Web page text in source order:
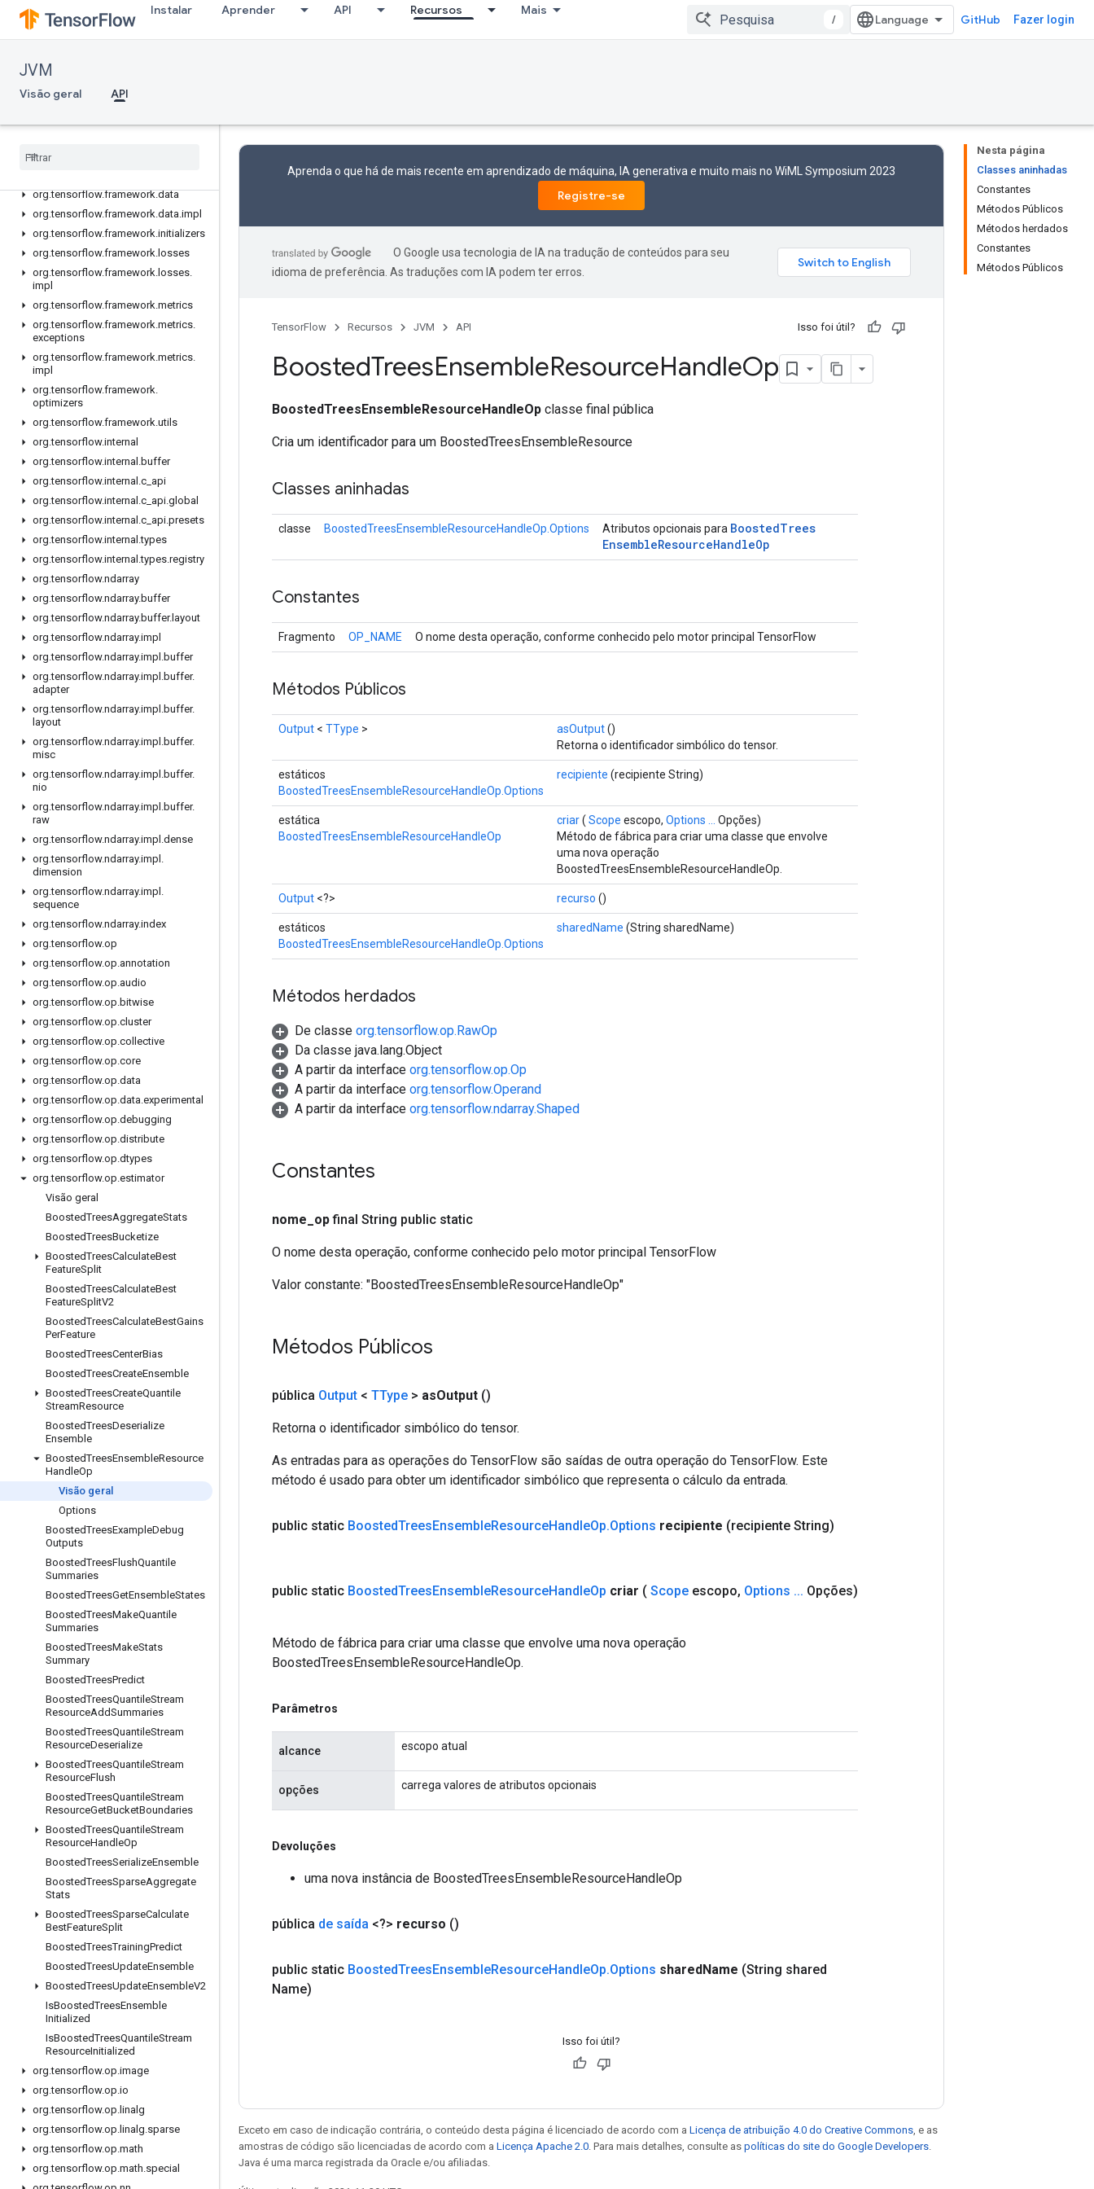
Instalar Aprender API Recursos Mais
/ GitHub Fazer login
JVM
Visão geral API
Visão geral
org.tensorflow
org.tensorflow.framework.
org.
org.tensorflow.framework.data
org.tensorflow.framework.data.impl
org.tensorflow.framework.initializers
org.tensorflow.framework. losses
org.tensorflow.framework. losses.
impl
org.tensorflow.framework.metrics
org.tensorflow.framework.metrics.
exceptions
org.tensorflow.framework.metrics.
impl
org.tensorflow.framework.
optimizers
org.tensorflow.framework.utils
org.tensorflow.internal
org.tensorflow.internal .buffer
org.tensorflow.internal .c api
org.tensorflow.internal .c api.global
org.tensorflow.internal .c api.presets
org.tensorflow.internal .types
org.tensorflow.internal .types.registry
org.tensorflow.ndarray
org.tensorflow.ndarray.buffer
org.tensorflow.ndarray.buffer. layout
org.tensorflow.ndarray.impl
org.tensorflow.ndarray.impl .buffer
org.tensorflow.ndarray.impl .buffer.
adapter
org.tensorflow.ndarray.impl .buffer.
layout
org.tensorflow.ndarray.impl .buffer.
misc
org.tensorflow.ndarray.impl .buffer.
nio
org.tensorflow.ndarray.impl .buffer.
raw
org.tensorflow.ndarray.impl .dense
org.tensorflow.ndarray.impl .
dimension
org.tensorflow.ndarray.impl .
sequence
org.tensorflow.ndarray.index
org.tensorflow.op
org.tensorflow.op.annotation
org.tensorflow.op.audio
org.tensorflow.op.bitwise
org.tensorflow.op.cluster
org.tensorflow.op.collective
org.tensorflow.op.core
org.tensorflow.op.data
org.tensorflow.op.data.experimental
org.tensorflow.op.debugging
org.tensorflow.op.distribute
org.tensorflow.op.dtypes
org.tensorflow.op.estimator
Visão geral
BoostedTreesAggregateStats
BoostedTreesBucketize
BoostedTreesCalculateBest
FeatureSplit
BoostedTreesCalculateBest
FeatureSplitV2
BoostedTreesCalculateBestGains
PerFeature
BoostedTreesCenterBias
BoostedTreesCreateEnsemble
BoostedTreesCreateQuantile
StreamResource
BoostedTreesDeserialize
Ensemble
BoostedTreesEnsembleResource
HandleOp
Visão geral
Options
BoostedTreesExampleDebug
Outputs
BoostedTreesFlushQuantile
Summaries
BoostedTreesGetEnsembleStates
BoostedTreesMakeQuantile
Summaries
BoostedTreesMakeStats
Summary
BoostedTreesPredict
BoostedTreesQuantileStream
ResourceAddSummaries
BoostedTreesQuantileStream
ResourceDeserialize
BoostedTreesQuantileStream
ResourceFlush
BoostedTreesQuantileStream
ResourceGetBucketBoundaries
BoostedTreesQuantileStream
ResourceHandleOp
BoostedTreesSerializeEnsemble
BoostedTreesSparseAggregate
Stats
BoostedTreesSparseCalculate
BestFeatureSplit
BoostedTreesTrainingPredict
BoostedTreesUpdateEnsemble
BoostedTreesUpdateEnsembleV2
IsBoostedTreesEnsemble
Initialized
IsBoostedTreesQuantileStream
ResourceInitialized
org.tensorflow.op.image
org.tensorflow.op.io
org.tensorflow.op. linalg
org.tensorflow.op. linalg.sparse
org.tensorflow.op.math
org.tensorflow.op.math.special
Nesta página
Classes aninhadas
Constantes
Métodos Públicos
Métodos herdados
Constantes
Métodos Públicos
Aprenda o que há de mais recente em aprendizado de máquina, IA generativa e muito mais no WiML Symposium 2023
Registre-se
O Google usa tecnologia de IA na tradução de conteúdos para seu
idioma de preferência. As traduções com IA podem ter erros.
TensorFlow Recursos JVM API Isso foi útil?
BoostedTreesEnsembleResourceHandleOp
BoostedTreesEnsembleResourceHandleOp classe final pública
Cria um identificador para um BoostedTreesEnsembleResource
Classes aninhadas
classe BoostedTreesEnsembleResourceHandleOp.Options Atributos opcionais para BoostedTrees
EnsembleResourceHandleOp
Constantes
Fragmento OP_NAME O nome desta operação, conforme conhecido pelo motor principal TensorFlow
Métodos Públicos
Output < TType > asOutput()
Retorna o identificador simbólico do tensor.
estáticos
BoostedTreesEnsembleResourceHandleOp.Options
recipiente (recipiente String)
estática
BoostedTreesEnsembleResourceHandleOp
criar( Scope escopo, Options ...
Opções)
Método de fábrica para criar uma classe que envolve
uma nova operação
BoostedTreesEnsembleResourceHandleOp.
Output <?> recurso ()
estáticos
BoostedTreesEnsembleResourceHandleOp.Options
sharedName (String sharedName)
Métodos herdados
De classe org.tensorflow.op.RawOp
Da classe java.lang.Object
A partir da interface org.tensorflow.op.Op
A partir da interface org.tensorflow.Operand
A partir da interface org.tensorflow.ndarray.Shaped
Constantes
nome op final String public static
O nome desta operação, conforme conhecido pelo motor principal TensorFlow
Valor constante: "BoostedTreesEnsembleResourceHandleOp"
Métodos Públicos
pública Output < TType > asOutput ()
Retorna o identificador simbólico do tensor.
As entradas para as operações do TensorFlow são saídas de outra operação do TensorFlow. Este
método é usado para obter um identificador simbólico que representa o cálculo da entrada.
public static BoostedTreesEnsembleResourceHandleOp.Options recipiente (recipiente String)
public static BoostedTreesEnsembleResourceHandleOp criar ( Scope escopo, Options ... Opções)
Método de fábrica para criar uma classe que envolve uma nova operação
BoostedTreesEnsembleResourceHandleOp.
Parâmetros
alcance escopo atual
opções carrega valores de atributos opcionais
Devoluções
uma nova instância de BoostedTreesEnsembleResourceHandleOp
pública de saída <?> recurso ()
public static BoostedTreesEnsembleResourceHandleOp.Options sharedName (String shared
Name)
Isso foi útil?
Exceto em caso de indicação contrária, o conteúdo desta página é licenciado de acordo com a Licença de atribuição 4.0 do Creative Commons , e as
amostras de código são licenciadas de acordo com a Licença Apache 2.0 . Para mais detalhes, consulte as políticas do site do Google Developers
Java é uma marca registrada da Oracle e/ou afiliadas.